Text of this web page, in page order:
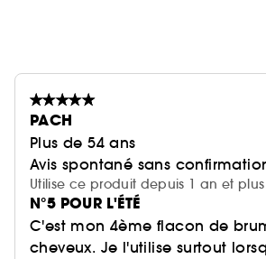
PACH
Plus de 54 ans
Avis spontané sans
Utilise ce produit depuis 1 an et plus
N°5 POUR L'ÉTÉ
C'est mon 4ème flacon de
cheveux. Je l'utilise surtout